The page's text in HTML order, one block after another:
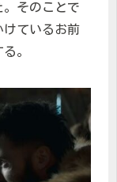
。そのことで
けているお前
。